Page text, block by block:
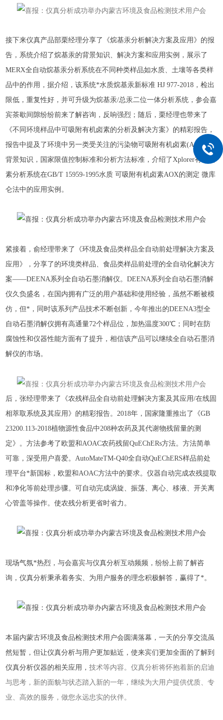
接下来仪真产品部栗经理分享了《烷基汞分析解决方案及应用》的报
告，系统介绍了烷基汞的背景知识、解决方案和应用实例，展示了
MERX全自动烷基汞分析系统在不同种类样品如水质、土壤等各类样
品中的作用，据介绍，该系统*水质烷基汞新标准 HJ 977-2018，检出
限低，重复性好，并可升级为烷基汞/总汞二位一体分析系统，参会嘉
宾茶歇间隙纷纷前来了解咨询，反响强烈；随后，栗经理也带来了
《不同环境样品中可吸附有机卤素的分析及解决方案》的精彩报告，
报告中提及了环境中另一类受关注的污染物可吸附有机卤素(AOX)的
背景知识，国家限值控制标准和分析方法标准，介绍了Xplorer有机卤
素分析系统在GB/T 15959-1995水质 可吸附有机卤素AOX的测定 微库
仑法中的应用实例。
紧接着，俞经理带来了《环境及食品类样品全自动前处理解决方案及
应用》，分享了的环境类样品、食品类样品前处理的全自动化解决方
案——DEENA系列全自动石墨消解仪。DEENA系列全自动石墨消解
仪久负盛名，在国内拥有广泛的用户基础和使用经验，虽然不断被模
仿，但*，同时该系列产品技术不断创新，今年推出的DEENA3型全
自动石墨消解仪拥有高通量72个样品位，加热温度300℃；同时在防
腐蚀性和仪器性能方面有了提升，相信该产品可以继续全自动石墨消
解仪的市场。
后，张经理带来了《农残样品全自动前处理解决方案及其应用/在线固
相萃取系统及其应用》的精彩报告。2018年，国家隆重推出了《GB
23200.113-2018植物源性食品中208种农药及其代谢物残留量的测
定》。方法参考了欧盟和AOAC农药残留QuEChERs方法。方法简单
可靠，深受用户喜爱。AutoMateTM-Q40全自动QuEChERS样品前处
理平台*新国标，欧盟和AOAC方法中的要求。仪器自动完成农残提取
和净化等前处理步骤。可自动完成涡旋、振荡、离心、移液、开关离
心管盖等操作。使农残分析更省时省力。
现场气氛*热烈，与会嘉宾与仪真分析互动频频，纷纷上前了解咨
询，仪真分析秉承着务实、为用户服务的理念积极解答，赢得了*。
本届内蒙古环境及食品检测技术用户会圆满落幕，一天的分享交流虽
然短暂，但让仪真分析与用户更加贴近，使来宾们更加全面的了解到
仪真分析仪器的相关应用，技术等内容。仪真分析将怀抱着新的启迪
与思考，新的面貌与状态踏入新的一年，继续为大用户提供优质、专
业、高效的服务，做您永远忠实的伙伴。